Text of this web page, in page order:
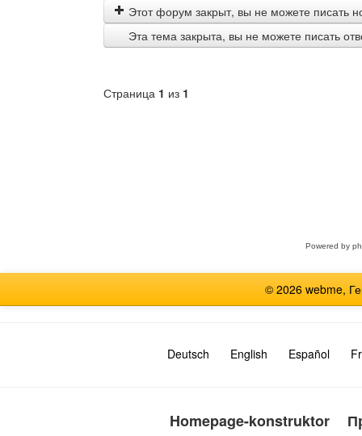
Этот форум закрыт, вы не можете писать
Эта тема закрыта, вы не можете писать
Страница 1 из 1
Powered by
© 2026 webme,
Deutsch English Español
Homepage-konstruktor